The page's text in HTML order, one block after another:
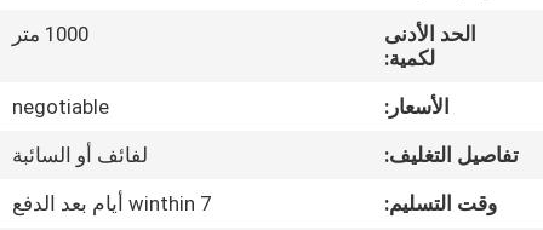
مراقبة
الجودة
الحد الأدنى
لكمية:
1000 متر
الأسعار:
negotiable
تفاصيل التغليف:
لفائف أو السائبة
وقت التسليم:
winthin 7 أيام بعد الدفع